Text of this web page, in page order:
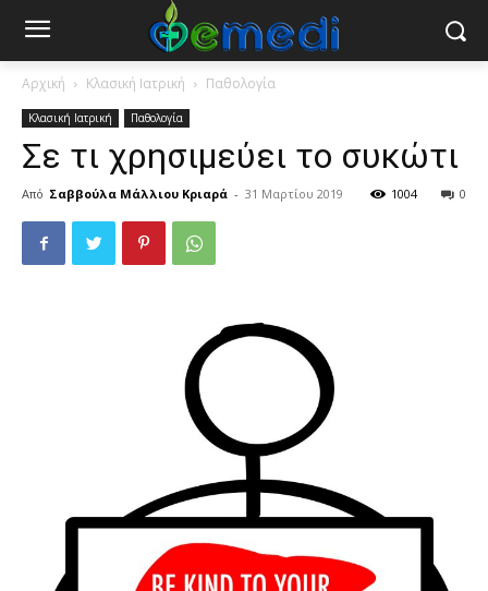
Αρχική Κλασική Ιατρική Παθολογία
Κλασική Ιατρική Παθολογία
Σε τι χρησιμεύει το συκώτι
Από Σαββούλα Μάλλιου Κριαρά - 31 Μαρτίου 2019 0
1004